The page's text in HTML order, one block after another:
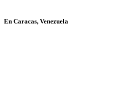
En Caracas, Venezuela